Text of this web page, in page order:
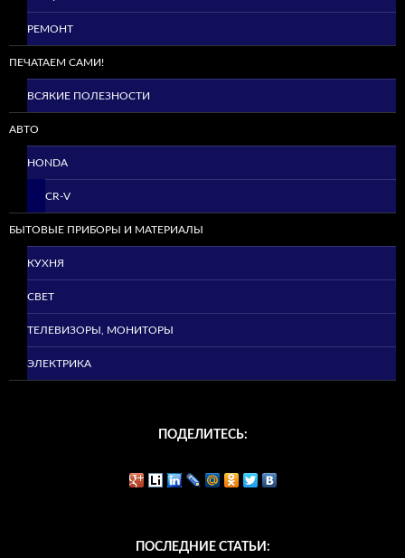
РЕМОНТ
ПЕЧАТАЕМ САМИ!
ВСЯКИЕ ПОЛЕЗНОСТИ
АВТО
HONDA
CR-V
БЫТОВЫЕ ПРИБОРЫ И МАТЕРИАЛЫ
КУХНЯ
СВЕТ
ТЕЛЕВИЗОРЫ, МОНИТОРЫ
ЭЛЕКТРИКА
ПОДЕЛИТЕСЬ:
ПОСЛЕДНИЕ СТАТЬИ: